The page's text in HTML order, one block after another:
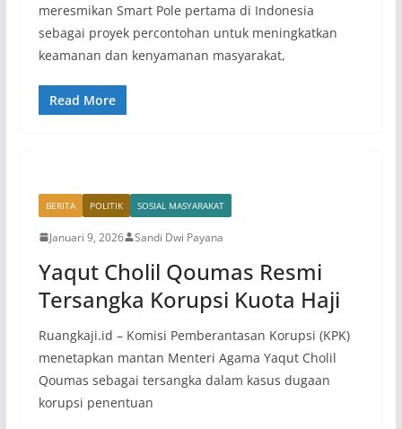
meresmikan Smart Pole pertama di Indonesia
sebagai proyek percontohan untuk meningkatkan
keamanan dan kenyamanan masyarakat,
Read More
BERITA POLITIK SOSIAL MASYARAKAT
Januari 9, 2026 Sandi Dwi Payana
Yaqut Cholil Qoumas Resmi
Tersangka Korupsi Kuota Haji
Ruangkaji.id – Komisi Pemberantasan Korupsi (KPK)
menetapkan mantan Menteri Agama Yaqut Cholil
Qoumas sebagai tersangka dalam kasus dugaan
korupsi penentuan